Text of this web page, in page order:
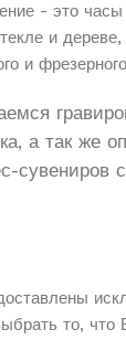
- это часы
и дереве,
и
а так же
сувениров
то,